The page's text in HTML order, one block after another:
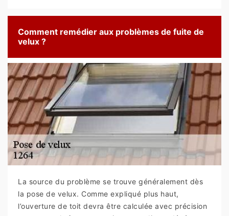
Comment remédier aux problèmes de fuite de
velux ?
La source du problème se trouve généralement dès
la pose de velux. Comme expliqué plus haut,
l’ouverture de toit devra être calculée avec précision